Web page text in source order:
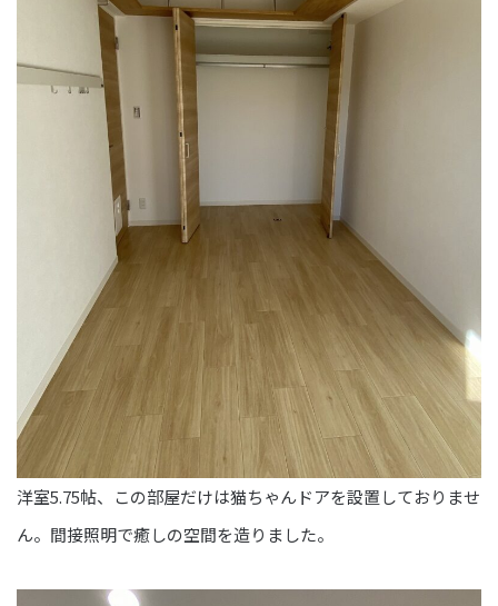
洋室5.75帖、この部屋だけは猫ちゃんドアを設置しておりませ
ん。間接照明で癒しの空間を造りました。